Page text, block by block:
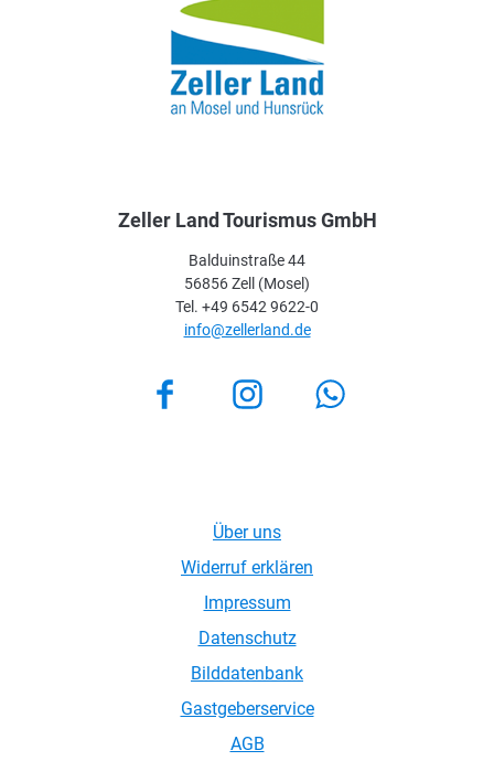
Zeller Land Tourismus GmbH
Balduinstraße 44
56856 Zell (Mosel)
Tel. +49 6542 9622-0
info@zellerland.de
FacebookInstagram
Über uns
Widerruf erklären
Impressum
Datenschutz
Bilddatenbank
Gastgeberservice
AGB